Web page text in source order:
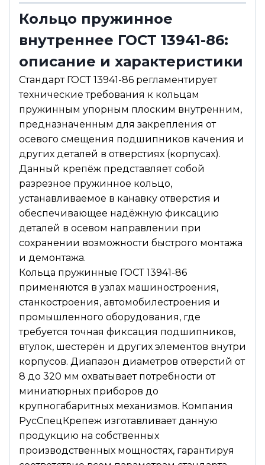
о
о
б
щ
е
н
и
е
Кольцо пружинное
внутреннее ГОСТ 13941-86:
описание и характеристики
Стандарт ГОСТ 13941-86 регламентирует
технические требования к кольцам
пружинным упорным плоским внутренним,
предназначенным для закрепления от
осевого смещения подшипников качения и
других деталей в отверстиях (корпусах).
Данный крепёж представляет собой
разрезное пружинное кольцо,
устанавливаемое в канавку отверстия и
обеспечивающее надёжную фиксацию
деталей в осевом направлении при
сохранении возможности быстрого монтажа
и демонтажа.
Кольца пружинные ГОСТ 13941-86
применяются в узлах машиностроения,
станкостроения, автомобилестроения и
промышленного оборудования, где
требуется точная фиксация подшипников,
втулок, шестерён и других элементов внутри
корпусов. Диапазон диаметров отверстий от
8 до 320 мм охватывает потребности от
миниатюрных приборов до
крупногабаритных механизмов. Компания
РусСпецКрепеж изготавливает данную
продукцию на собственных
производственных мощностях, гарантируя